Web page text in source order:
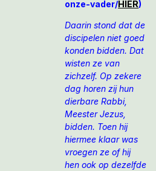
onze-vader/HIER)
Daarin stond dat de
discipelen niet goed
konden bidden. Dat
wisten ze van
zichzelf. Op zekere
dag horen zij hun
dierbare Rabbi,
Meester Jezus,
bidden. Toen hij
hiermee klaar was
vroegen ze of hij
hen ook op dezelfde